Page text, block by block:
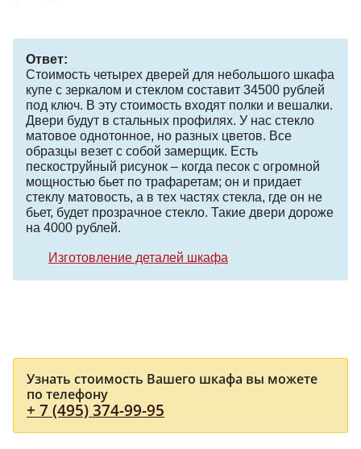
Ответ:
Стоимость четырех дверей для небольшого шкафа
купе с зеркалом и стеклом составит 34500 рублей
под ключ. В эту стоимость входят полки и вешалки.
Двери будут в стальных профилях. У нас стекло
матовое однотонное, но разных цветов. Все
образцы везет с собой замерщик. Есть
пескоструйный рисунок – когда песок с огромной
мощностью бьет по трафаретам; он и придает
стеклу матовость, а в тех частях стекла, где он не
бьет, будет прозрачное стекло. Такие двери дороже
на 4000 рублей.
Изготовление деталей шкафа
Узнать стоимость Вашего шкафа вы можете
по телефону
+ 7 (495) 374-99-95